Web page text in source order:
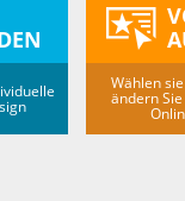
Wählen
ändern